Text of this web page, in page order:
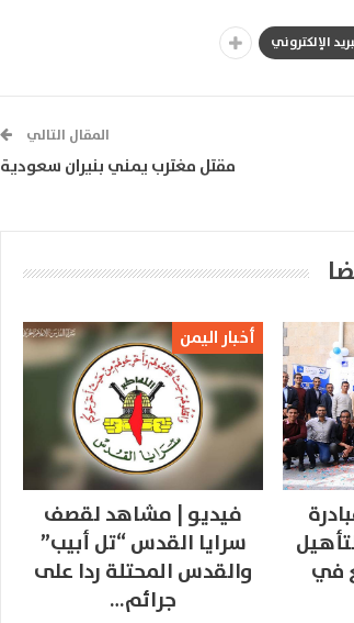
الإلكتروني
المقال التالي
مقتل مغترب يمني بنيران سعودية
في
أخبار اليمن
فيديو | مشاهد لقصف
سرايا القدس “تل أبيب”
والقدس المحتلة ردا على
جرائم…